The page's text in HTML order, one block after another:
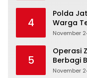
4
Polda
Warga
November
5
Operasi
Berbagi
Tertib
November